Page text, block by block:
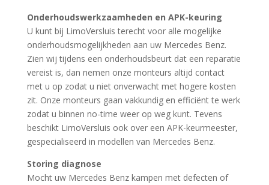
Onderhoudswerkzaamheden en APK-keuring
U kunt bij LimoVersluis terecht voor alle mogelijke
onderhoudsmogelijkheden aan uw Mercedes Benz.
Zien wij tijdens een onderhoudsbeurt dat een reparatie
vereist is, dan nemen onze monteurs altijd contact
met u op zodat u niet onverwacht met hogere kosten
zit. Onze monteurs gaan vakkundig en efficiënt te werk
zodat u binnen no-time weer op weg kunt. Tevens
beschikt LimoVersluis ook over een APK-keurmeester,
gespecialiseerd in modellen van Mercedes Benz.
Storing diagnose
Mocht uw Mercedes Benz kampen met defecten of